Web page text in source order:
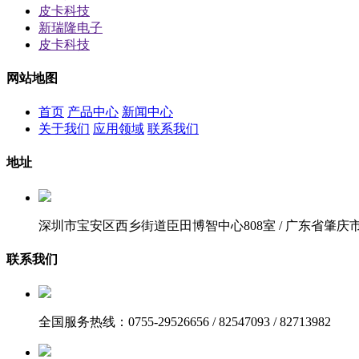
皮卡科技
新瑞隆电子
皮卡科技
网站地图
首页 产品中心 新闻中心
关于我们 应用领域 联系我们
地址
深圳市宝安区西乡街道臣田博智中心808室 / 广东省肇庆
联系我们
全国服务热线：0755-29526656 / 82547093 / 82713982